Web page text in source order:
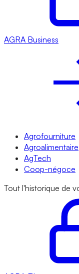
AGRA Business
Agrofourniture
Agroalimentaire
AgTech
Coop-négoce
Tout l'historique de